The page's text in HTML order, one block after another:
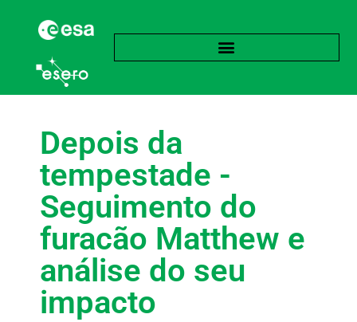
Depois da
tempestade -
Seguimento do
furacão Matthew e
análise do seu
impacto